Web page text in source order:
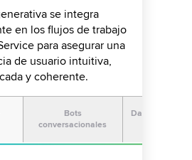
se integra
en los flujos de trabajo
para asegurar una
de usuario intuitiva,
y coherente.
Bots
conversacionales
Datos y